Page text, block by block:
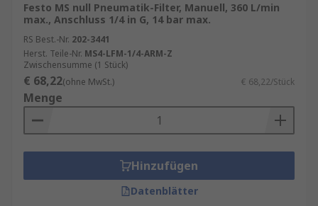
Festo MS null Pneumatik-Filter, Manuell, 360 L/min
max., Anschluss 1/4 in G, 14 bar max.
RS Best.-Nr. 202-3441
Herst. Teile-Nr. MS4-LFM-1/4-ARM-Z
Zwischensumme (1 Stück)
€ 68,22(ohne MwSt.) € 68,22/Stück
Menge
Hinzufügen
Datenblätter